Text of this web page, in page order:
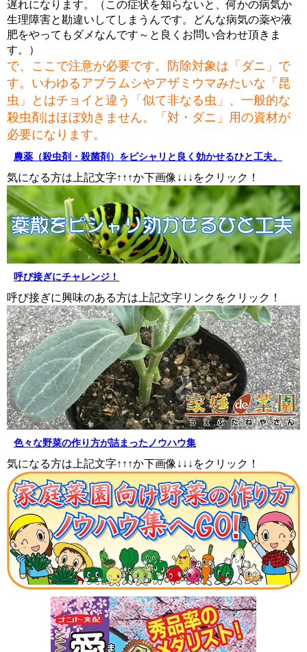
遅れになります。（この症状を知らないと、何かの病気か
生理障害と勘違いしてしまうんです。どんな病気の薬や液
肥をやってもダメなんです～と良くお問い合わせ頂きま
す。）
で、ここで注意が必要です。防除対象は「ダニ」で
す。いわゆるアブラムシやアザミウマみたいな「昆
虫」とはチョイと違う「似て非なる虫」、一般的な
殺虫剤はほぼ効きません。「対・ダニ」用の資材が
必要になります。
農薬（殺虫剤・殺菌剤）をピシャリと良く効かせるひと工夫。
気になる方は上記文字↑↑↑か下画像↓↓↓をクリック！
呼び接ぎにチャレンジ！
呼び接ぎに興味のある方は上記文字リンクをクリック！
色々な野菜の作り方が詰まったノウハウ集
気になる方は上記文字↑↑↑か下画像↓↓↓をクリック！